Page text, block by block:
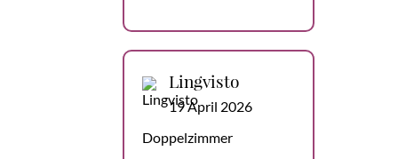
Lingvisto
19 April 2026
Doppelzimmer